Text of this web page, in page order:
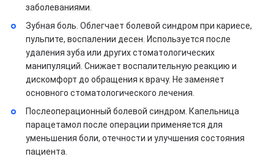
заболеваниями.
Зубная боль. Облегчает болевой синдром при кариесе,
пульпите, воспалении десен. Используется после
удаления зуба или других стоматологических
манипуляций. Снижает воспалительную реакцию и
дискомфорт до обращения к врачу. Не заменяет
основного стоматологического лечения.
Послеоперационный болевой синдром. Капельница
парацетамол после операции применяется для
уменьшения боли, отечности и улучшения состояния
пациента.